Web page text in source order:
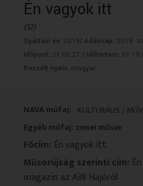
Én vagyok itt
(12)
Gyártási év: 2019| Adásnap: 2019.
Időpont: 21:05:27 | Időtartam:
Beszélt nyelv: magyar
NAVA műfaj: KULTURÁLIS /
Egyéb műfaj: zenei műsor
Főcím: Én vagyok itt
Műsorújság szerinti cím:
magazin az A38 Hajóról